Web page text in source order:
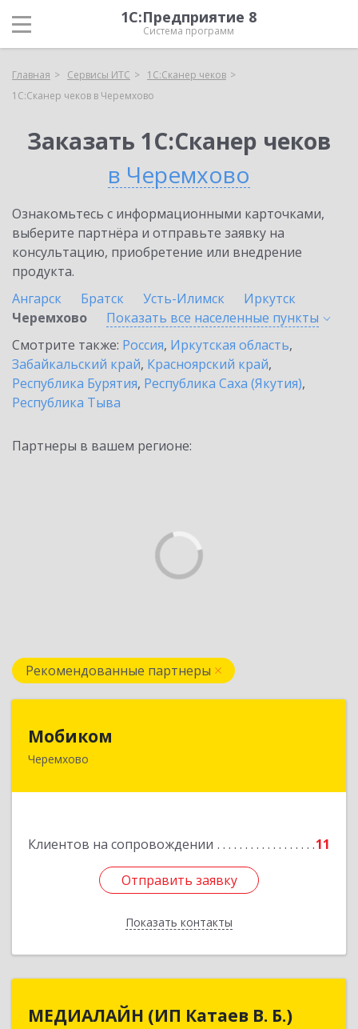
1С:Предприятие 8
Система программ
Главная Сервисы ИТС
1С:Сканер чеков
1С:Сканер чеков в Черемхово
Заказать 1С:Сканер чеков
в Черемхово
Ознакомьтесь с информационными карточками,
выберите партнёра и отправьте заявку на
консультацию, приобретение или внедрение
продукта.
Ангарск
Братск Усть-Илимск
Иркутск
Черемхово
Показать все населенные пункты
Смотрите также: Россия, Иркутская область,
Забайкальский край, Красноярский край,
Республика Бурятия, Республика Саха (Якутия),
Республика Тыва
Партнеры в вашем регионе:
Рекомендованные партнеры
Мобиком
Черемхово
Клиентов на сопровождении 11
Отправить заявку
Показать контакты
Отправить заявку
Назад
МЕДИАЛАЙН (ИП Катаев В. Б.)
МЕДИАЛАЙН (ИП Катаев В. Б.)